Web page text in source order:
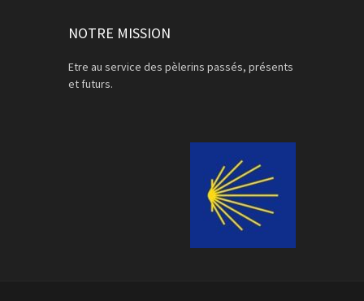
NOTRE MISSION
Etre au service des pèlerins passés, présents
et futurs.